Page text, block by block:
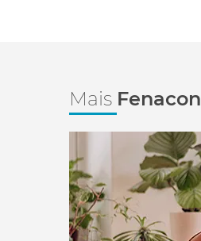
Mais Fenacon